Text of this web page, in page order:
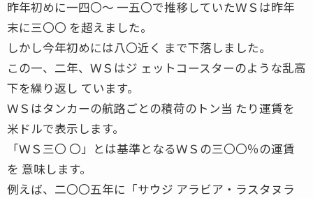
昨年初めに一四〇〜 一五〇で推移していたＷＳは昨年
末に三〇〇 を超えました。
しかし今年初めには八〇近く まで下落しました。
この一、二年、ＷＳはジ ェットコースターのような乱高
下を繰り返し ています。
ＷＳはタンカーの航路ごとの積荷のトン当 たり運賃を
米ドルで表示します。
「ＷＳ三〇 〇」とは基準となるＷＳの三〇〇％の運賃
を 意味します。
例えば、二〇〇五年に「サウジ アラビア・ラスタヌラ